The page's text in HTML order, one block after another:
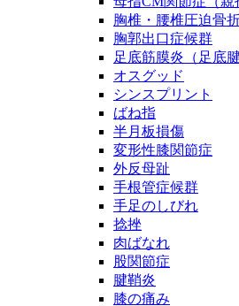
胸椎・腰椎圧迫骨
胸郭出口症候群
足底筋膜炎（足底腱
オスグッド
シンスプリント
ばね指
半月板損傷
変形性膝関節症
外反母趾
手根管症候群
手足のしびれ
捻挫
肉ばなれ
股関節症
腱鞘炎
膝の痛み